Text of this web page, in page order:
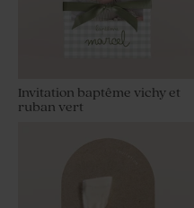
Invitation baptême vichy et
ruban vert